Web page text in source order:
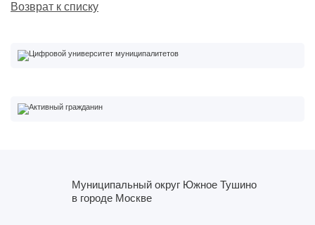
Возврат к списку
Муниципальный округ Южное Тушино
в городе Москве